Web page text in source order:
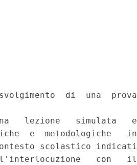
di  una  prova
lezione   simulata   e
e  metodologiche   in
scolastico indicati
con   il